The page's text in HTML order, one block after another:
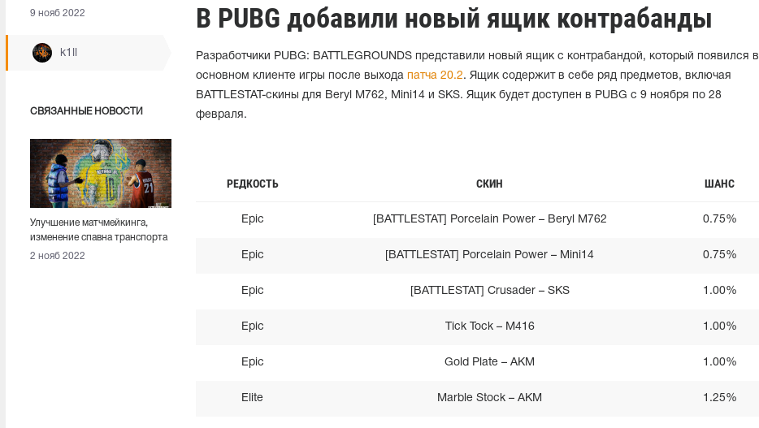
9 нояб 2022
k1ll
СВЯЗАННЫЕ НОВОСТИ
Улучшение матчмейкинга,
изменение спавна транспорта
и коллаборация с Неймаром.
2 нояб 2022
В PUBG добавили новый ящик контрабанды
Разработчики PUBG: BATTLEGROUNDS представили новый ящик с контрабандой, который появился в
основном клиенте игры после выхода патча 20.2. Ящик содержит в себе ряд предметов, включая
BATTLESTAT-скины для Beryl M762, Mini14 и SKS. Ящик будет доступен в PUBG с 9 ноября по 28
февраля.
РЕДКОСТЬ СКИН ШАНС
Epic [BATTLESTAT] Porcelain Power – Beryl M762 0.75%
Epic [BATTLESTAT] Porcelain Power – Mini14 0.75%
Epic [BATTLESTAT] Crusader – SKS 1.00%
Epic Tick Tock – M416 1.00%
Epic Gold Plate – AKM 1.00%
Elite Marble Stock – AKM 1.25%